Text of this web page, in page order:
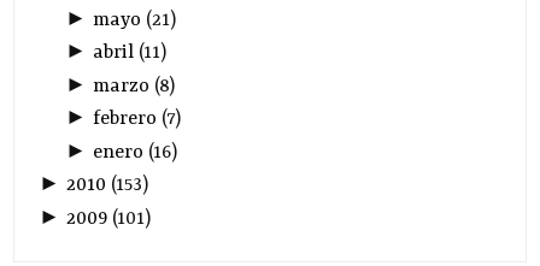
► mayo (21)
► abril(11)
► marzo (8)
► febrero (7)
► enero (16)
►2010 (153)
► 2009 (101)